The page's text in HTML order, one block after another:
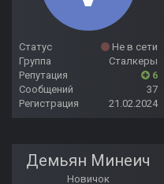
Статус
Не в сети
Группа
Сталкеры
Репутация
6
Сообщений
37
Регистрация
21.02.2024
Демьян Минеич
Новичок